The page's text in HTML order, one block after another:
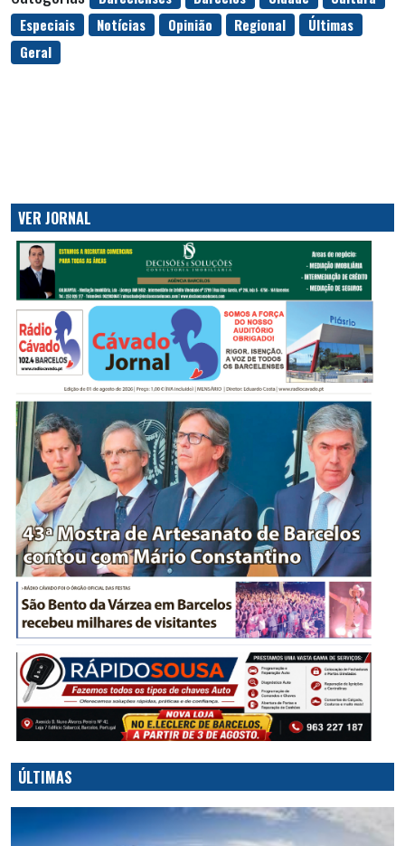
Especiais
Notícias Opinião Regional
Últimas
Geral
VER JORNAL
ÚLTIMAS